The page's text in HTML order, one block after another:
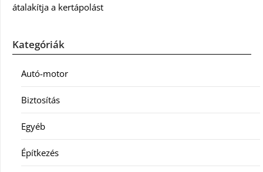
átalakítja a kertápolást
Kategóriák
Autó-motor
Biztosítás
Egyéb
Építkezés